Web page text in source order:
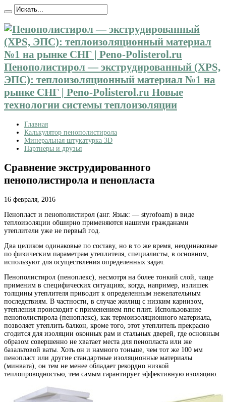
Пенополистирол — экструдированный (XPS,
ЭПС): теплоизоляционный материал №1 на
рынке СНГ | Peno-Polisterol.ru Новые
технологии системы теплоизоляции
Главная
Калькулятор пенополистирола
Минеральная штукатурка 3D
Партнеры и друзья
Сравнение экструдированного
пенополистирола и пенопласта
16 февраля, 2016
Пенопласт и пенополистирол (анг. Язык: — styrofoam) в виде
теплоизоляции обширно применяются нашими гражданами
утеплители уже не первый год.
Два целиком одинаковые по составу, но в то же время, неодинаковые
по физическим параметрам утеплителя, специалисты, в основном,
используют для осуществления определенных задач.
Пенополистирол (пеноплекс), несмотря на более тонкий слой, чаще
применим в специфических ситуациях, когда, например, излишек
толщины утеплителя приводит к определенным нежелательным
последствиям. В частности, в случае жилищ с низким карнизом,
утепления происходит с применением ппс плит. Использование
пенополистирола (пеноплекс), как термоизоляционного материала,
позволяет утеплить балкон, кроме того, этот утеплитель прекрасно
сгодится для изоляции оконных рам и стальных дверей, где основным
образом совершенно не хватает места для пенопласта или же
базальтовой ваты. Хоть он и намного тоньше, чем тот же 100 мм
пенопласт или другие стандартные изоляционные материалы
(минвата), он тем не менее обладает рекордно низкой
теплопроводностью, тем самым гарантирует эффективную изоляцию.